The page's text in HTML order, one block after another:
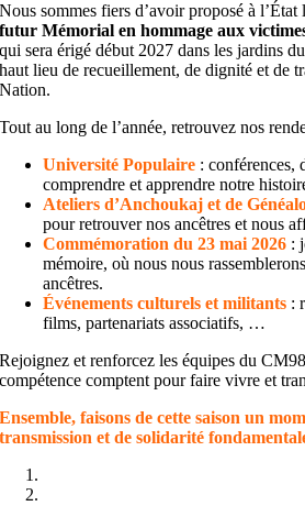
Nous sommes fiers d’avoir proposé à
futur Mémorial en hommage aux
qui sera érigé début 2027 dans les jardins
haut lieu de recueillement, de dignité et de
Nation.
Tout au long de l’année, retrouvez nos
Université Populaire : conférences,
comprendre et apprendre notre
Ateliers d’Anchoukaj et de
pour retrouver nos ancêtres et nous
Commémoration du 23 mai 2026 :
mémoire, où nous nous
ancêtres.
Événements culturels et militants :
films, partenariats associatifs, …
Rejoignez et renforcez les équipes du
compétence comptent pour faire vivre et
Ensemble, faisons de cette saison un
transmission et de solidarité